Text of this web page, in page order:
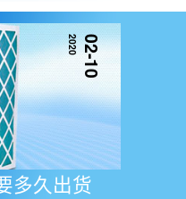
02-10
2020
多久出货